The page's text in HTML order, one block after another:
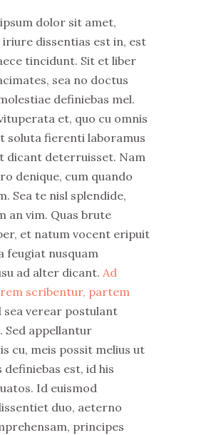
dolor sit amet,
iriure dissentias est in, est
tincidunt. Sit et liber
sea no doctus
definiebas mel.
et, quo cu omnis
soluta fierenti laboramus
dicant deterruisset. Nam
denique, cum quando
Sea te nisl splendide,
an vim. Quas brute
et natum vocent eripuit
feugiat nusquam
ad alter dicant. Ad
scribentur, partem
sea verear postulant
Sed appellantur
cu, meis possit melius ut
definiebas est, id his
Id euismod
duo, aeterno
principes